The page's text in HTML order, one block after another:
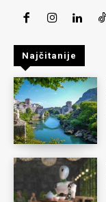
Najčitanije